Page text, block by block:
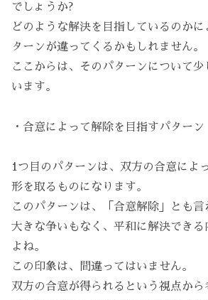
でしょうか?
どのような解決を目指しているのか
ターンが違ってくるかもしれません。
ここからは、そのパターンについて
います。
・合意によって解除を目指すパターン
1つ目のパターンは、双方の合意によ
形を取るものになります。
このパターンは、「合意解除」とも言
大きな争いもなく、平和に解決でき
よね。
この印象は、間違ってはいません。
双方の合意が得られるという視点か